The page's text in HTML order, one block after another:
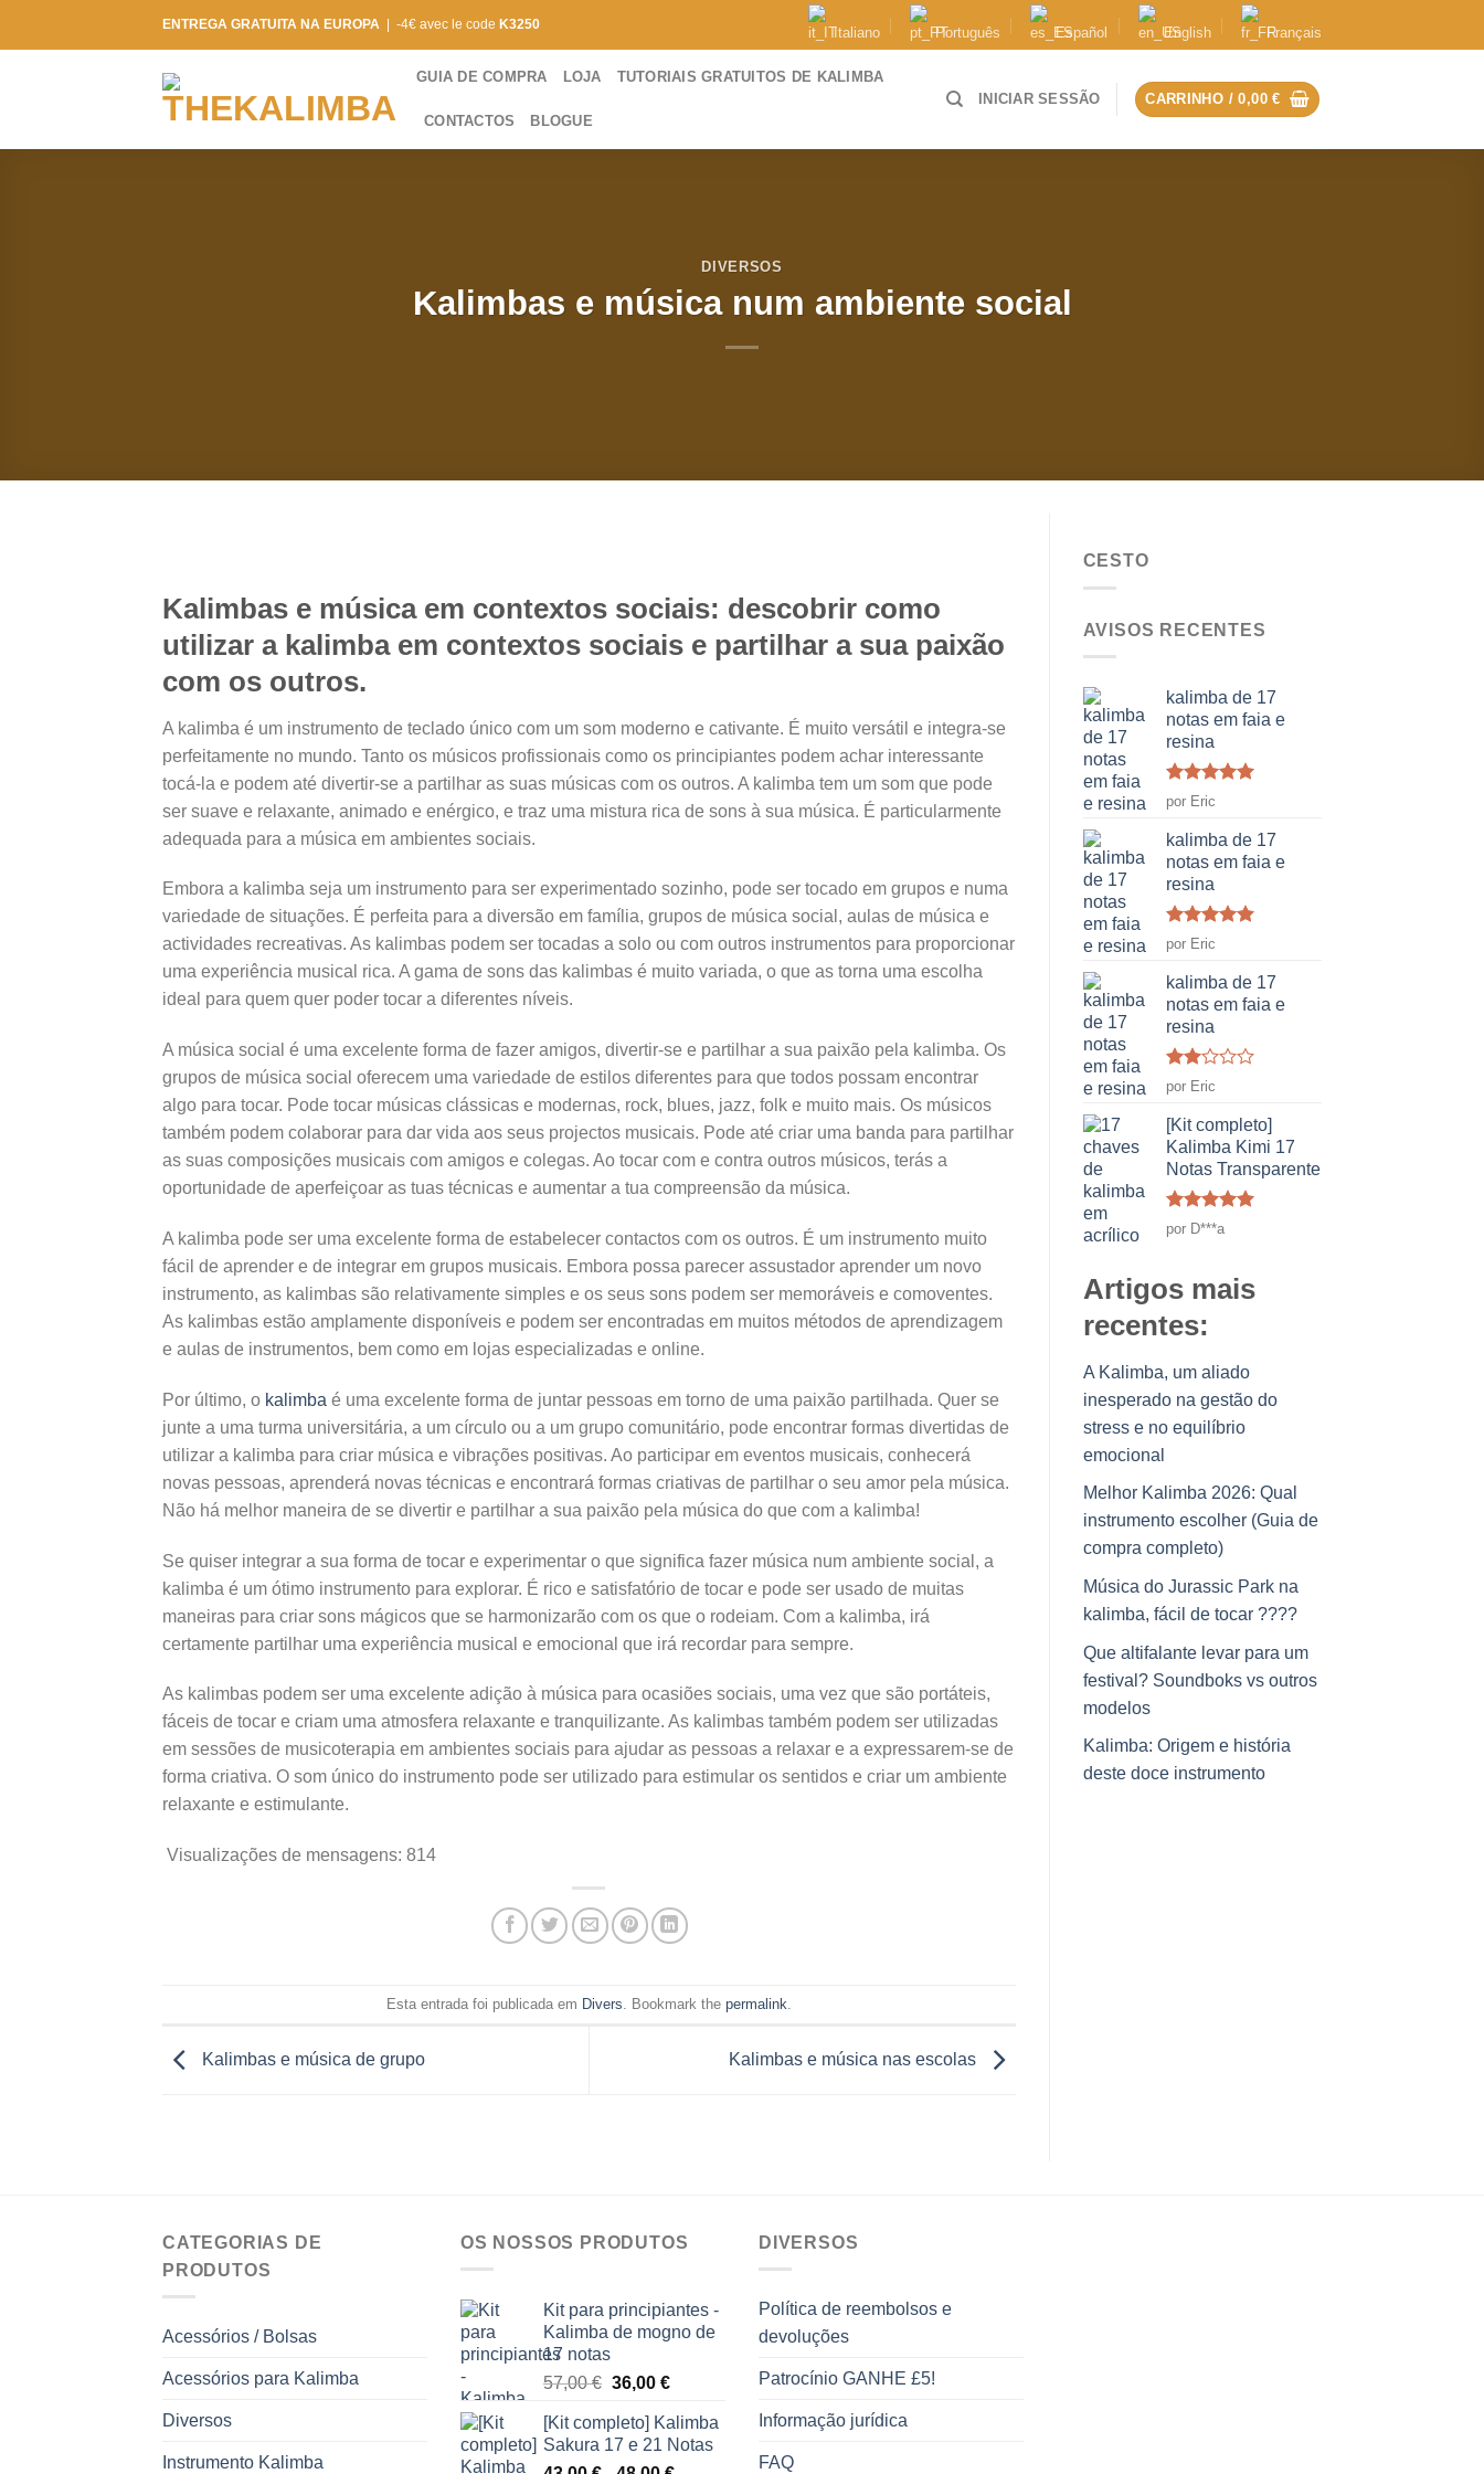
ENTREGA GRATUITA NA EUROPA | -4€ avec le code K3250 Italiano Português Español English Français
GUIA DE COMPRA LOJA TUTORIAIS GRATUITOS DE KALIMBA
CONTACTOS BLOGUE
INICIAR SESSÃO CARRINHO /0,00€
DIVERSOS
Kalimbas e música num ambiente social
Kalimbas e música em contextos sociais: descobrir como
utilizar a kalimba em contextos sociais e partilhar a sua paixão
com os outros.
A kalimba é um instrumento de teclado único com um som moderno e cativante. É muito versátil e integra-se
perfeitamente no mundo. Tanto os músicos profissionais como os principiantes podem achar interessante
tocá-la e podem até divertir-se a partilhar as suas músicas com os outros. A kalimba tem um som que pode
ser suave e relaxante, animado e enérgico, e traz uma mistura rica de sons à sua música. É particularmente
adequada para a música em ambientes sociais.
Embora a kalimba seja um instrumento para ser experimentado sozinho, pode ser tocado em grupos e numa
variedade de situações. É perfeita para a diversão em família, grupos de música social, aulas de música e
actividades recreativas. As kalimbas podem ser tocadas a solo ou com outros instrumentos para proporcionar
uma experiência musical rica. A gama de sons das kalimbas é muito variada, o que as torna uma escolha
ideal para quem quer poder tocar a diferentes níveis.
A música social é uma excelente forma de fazer amigos, divertir-se e partilhar a sua paixão pela kalimba. Os
grupos de música social oferecem uma variedade de estilos diferentes para que todos possam encontrar
algo para tocar. Pode tocar músicas clássicas e modernas, rock, blues, jazz, folk e muito mais. Os músicos
também podem colaborar para dar vida aos seus projectos musicais. Pode até criar uma banda para partilhar
as suas composições musicais com amigos e colegas. Ao tocar com e contra outros músicos, terás a
oportunidade de aperfeiçoar as tuas técnicas e aumentar a tua compreensão da música.
A kalimba pode ser uma excelente forma de estabelecer contactos com os outros. É um instrumento muito
fácil de aprender e de integrar em grupos musicais. Embora possa parecer assustador aprender um novo
instrumento, as kalimbas são relativamente simples e os seus sons podem ser memoráveis e comoventes.
As kalimbas estão amplamente disponíveis e podem ser encontradas em muitos métodos de aprendizagem
e aulas de instrumentos, bem como em lojas especializadas e online.
Por último, o kalimba é uma excelente forma de juntar pessoas em torno de uma paixão partilhada. Quer se
junte a uma turma universitária, a um círculo ou a um grupo comunitário, pode encontrar formas divertidas de
utilizar a kalimba para criar música e vibrações positivas. Ao participar em eventos musicais, conhecerá
novas pessoas, aprenderá novas técnicas e encontrará formas criativas de partilhar o seu amor pela música.
Não há melhor maneira de se divertir e partilhar a sua paixão pela música do que com a kalimba!
Se quiser integrar a sua forma de tocar e experimentar o que significa fazer música num ambiente social, a
kalimba é um ótimo instrumento para explorar. É rico e satisfatório de tocar e pode ser usado de muitas
maneiras para criar sons mágicos que se harmonizarão com os que o rodeiam. Com a kalimba, irá
certamente partilhar uma experiência musical e emocional que irá recordar para sempre.
As kalimbas podem ser uma excelente adição à música para ocasiões sociais, uma vez que são portáteis,
fáceis de tocar e criam uma atmosfera relaxante e tranquilizante. As kalimbas também podem ser utilizadas
em sessões de musicoterapia em ambientes sociais para ajudar as pessoas a relaxar e a expressarem-se de
forma criativa. O som único do instrumento pode ser utilizado para estimular os sentidos e criar um ambiente
relaxante e estimulante.
Visualizações de mensagens: 814
Esta entrada foi publicada em Divers . Bookmark the permalink
Kalimbas e música de grupo Kalimbas e música nas escolas
CESTO
AVISOS RECENTES
kalimba de 17
notas em faia e
resina
Classificado
como
5
por Eric
kalimba de 17
notas em faia e
resina
Classificado
como
5
por Eric
kalimba de 17
notas em faia e
resina
Classificado
como
2
em
5
por Eric
[Kit completo]
Kalimba Kimi 17
Notas Transparente
Classificado
como
por D***a
Artigos mais
recentes:
A Kalimba, um aliado
inesperado na gestão do
stress e no equilíbrio
emocional
Melhor Kalimba 2026: Qual
instrumento escolher (Guia de
compra completo)
Música do Jurassic Park na
kalimba, fácil de tocar ????
Que altifalante levar para um
festival? Soundboks vs outros
modelos
Kalimba: Origem e história
deste doce instrumento
CATEGORIAS DE
PRODUTOS
Acessórios / Bolsas
Acessórios para Kalimba
Diversos
Instrumento Kalimba
OS NOSSOS PRODUTOS
Kit para principiantes -
Kalimba de mogno de
17 notas
57,00€ O
original
era:
36,00 €O
atual
é:
[Kit completo] Kalimba
Sakura 17 e 21 Notas
DIVERSOS
Política de reembolsos e
devoluções
Patrocínio GANHE £5!
Informação jurídica
FAQ